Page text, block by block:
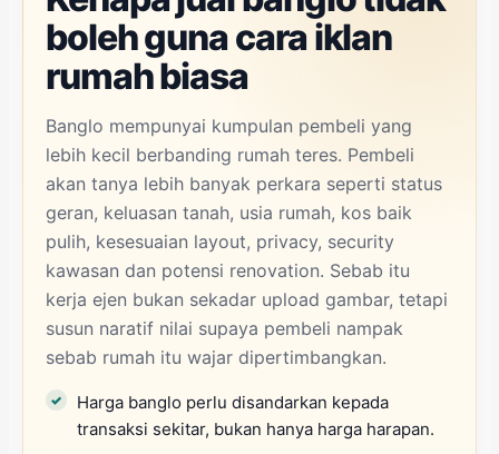
boleh guna cara iklan
rumah biasa
Banglo mempunyai kumpulan pembeli yang
lebih kecil berbanding rumah teres. Pembeli
akan tanya lebih banyak perkara seperti status
geran, keluasan tanah, usia rumah, kos baik
pulih, kesesuaian layout, privacy, security
kawasan dan potensi renovation. Sebab itu
kerja ejen bukan sekadar upload gambar, tetapi
susun naratif nilai supaya pembeli nampak
sebab rumah itu wajar dipertimbangkan.
Harga banglo perlu disandarkan kepada
transaksi sekitar, bukan hanya harga harapan.